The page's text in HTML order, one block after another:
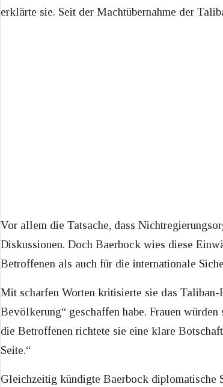
erklärte sie. Seit der Machtübernahme der
Vor allem die Tatsache, dass
Diskussionen. Doch Baerbock wies diese
Betroffenen als auch für die internationale
Mit scharfen Worten kritisierte sie das Taliban-
Bevölkerung“ geschaffen habe. Frauen
die Betroffenen richtete sie eine klare
Seite.“
Gleichzeitig kündigte Baerbock diplomatische